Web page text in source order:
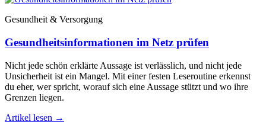
Gesundheit & Versorgung
Gesundheitsinformationen im Netz prüfen
Nicht jede schön erklärte Aussage ist verlässlich, und nicht jede
Unsicherheit ist ein Mangel. Mit einer festen Leseroutine erkennst
du eher, wer spricht, worauf sich eine Aussage stützt und wo ihre
Grenzen liegen.
Artikel lesen →